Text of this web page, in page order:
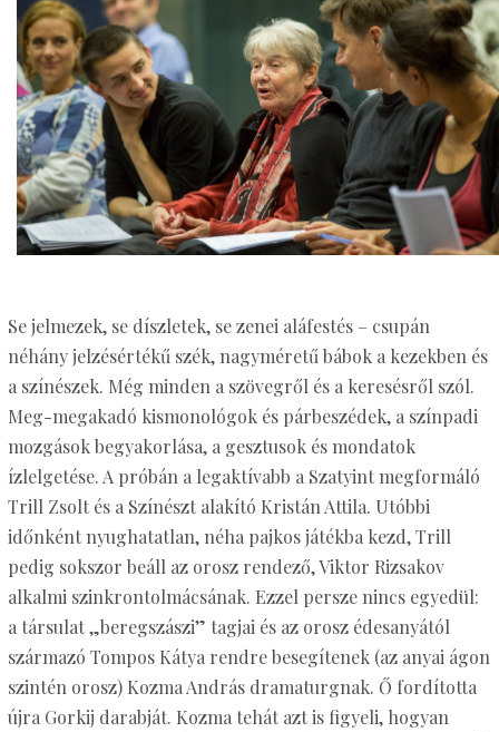
Se jelmezek, se díszletek, se zenei aláfestés – csupán
néhány jelzésértékű szék, nagyméretű bábok a kezekben és
a színészek. Még minden a szövegről és a keresésről szól.
Meg-megakadó kismonológok és párbeszédek, a színpadi
mozgások begyakorlása, a gesztusok és mondatok
ízlelgetése. A próbán a legaktívabb a Szatyint megformáló
Trill Zsolt és a Színészt alakító Kristán Attila. Utóbbi
időnként nyughatatlan, néha pajkos játékba kezd, Trill
pedig sokszor beáll az orosz rendező, Viktor Rizsakov
alkalmi szinkrontolmácsának. Ezzel persze nincs egyedül:
a társulat „beregszászi” tagjai és az orosz édesanyától
származó Tompos Kátya rendre besegítenek (az anyai ágon
szintén orosz) Kozma András dramaturgnak. Ő fordította
újra Gorkij darabját. Kozma tehát azt is figyeli, hogyan